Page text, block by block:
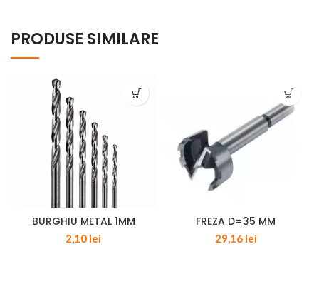
PRODUSE SIMILARE
BURGHIU METAL 1MM
2,10 lei
FREZA D=35 MM
29,16 lei